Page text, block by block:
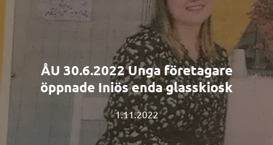
ÅU 30.6.2022 Unga företagare
öppnade Iniös enda glasskiosk
1.11.2022